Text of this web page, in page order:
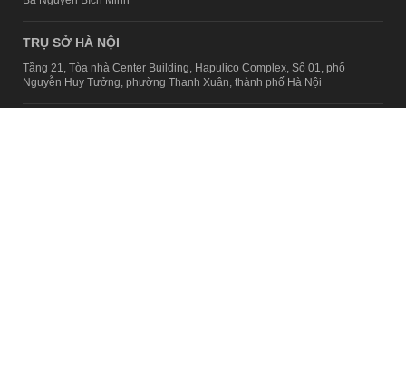
TRỤ SỞ HÀ NỘI
Tầng 21, Tòa nhà Center Building, Hapulico Complex, Số 01, phố
Nguyễn Huy Tưởng, phường Thanh Xuân, thành phố Hà Nội